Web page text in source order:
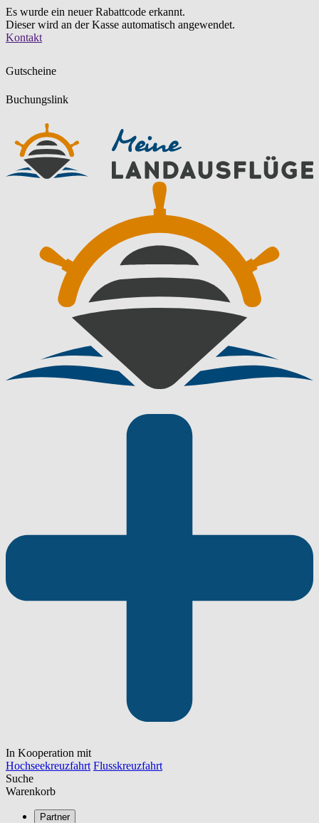
Es wurde ein neuer Rabattcode erkannt.
Dieser wird an der Kasse automatisch angewendet.
Zum
Kontakt
Gutscheine
Buchungslink
In Kooperation mit
Hochseekreuzfahrt Flusskreuzfahrt
Suche
Warenkorb
Partner